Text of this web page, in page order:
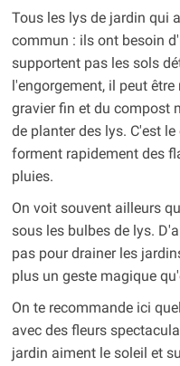
Tous les lys de jardin qui
commun : ils ont besoin
supportent pas les sols
l'engorgement, il peut
gravier fin et du compost
de planter des lys. C'est
forment rapidement des
pluies.
On voit souvent ailleurs
sous les bulbes de lys.
pas pour drainer les
plus un geste magique
On te recommande ici
avec des fleurs
jardin aiment le soleil et